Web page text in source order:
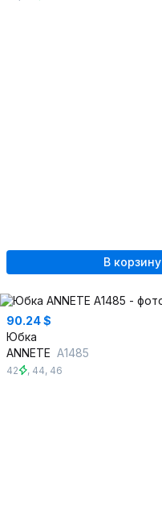
В корзину
90.24 $
Юбка
ANNETE A1485
42 , 44, 46